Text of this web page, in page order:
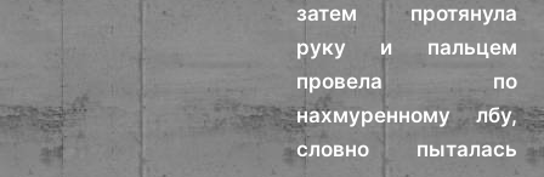
затем протянула
руку и пальцем
провела по
нахмуренному лбу,
словно пыталась